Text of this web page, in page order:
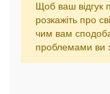
Щоб ваш відгук
розкажіть про
чим вам
проблемами ви